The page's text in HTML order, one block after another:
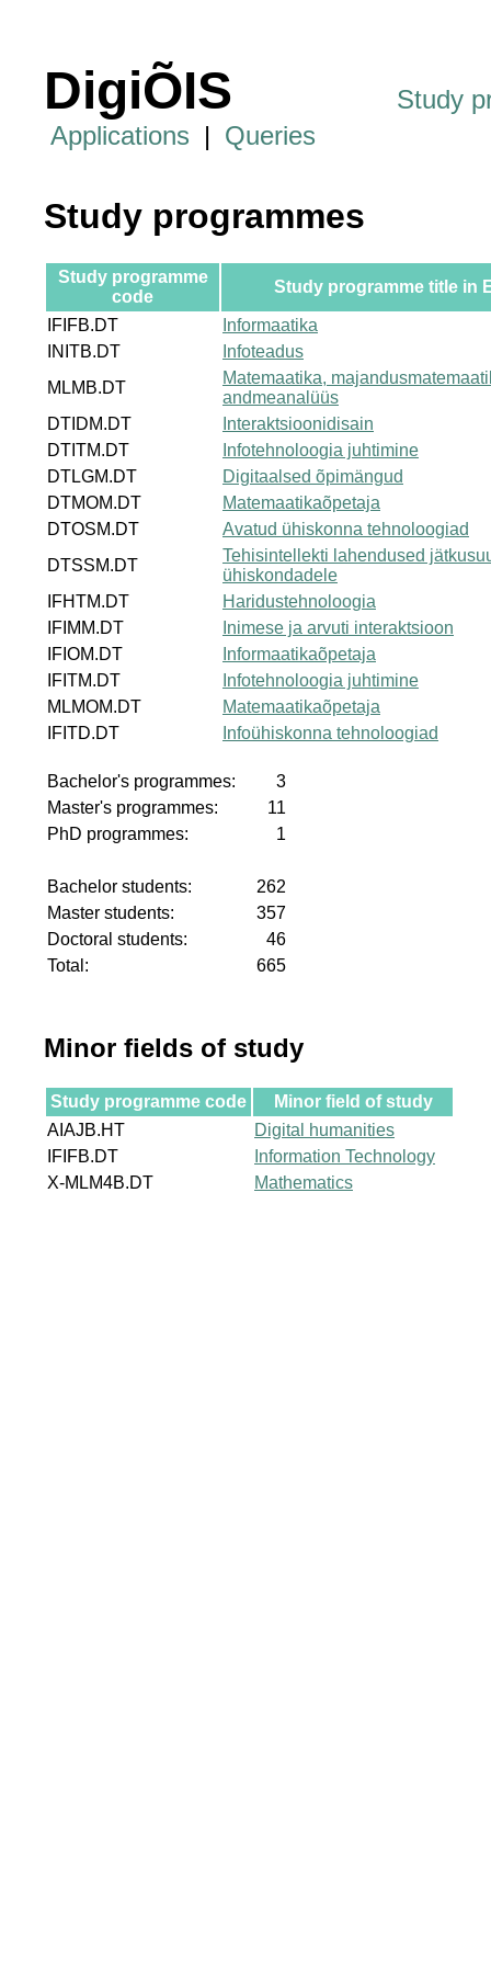
DigiÕIS
Study
Applications | Queries
Study programmes
Study programme
code
Study programme title in
IFIFB.DT
Informaatika
INITB.DT
Infoteadus
MLMB.DT
Matemaatika,
andmeanalüüs
DTIDM.DT
Interaktsioonidisain
DTITM.DT
Infotehnoloogia juhtimine
DTLGM.DT
Digitaalsed õpimängud
DTMOM.DT
Matemaatikaõpetaja
DTOSM.DT
Avatud ühiskonna tehnoloogiad
DTSSM.DT
Tehisintellekti lahendused
ühiskondadele
IFHTM.DT
Haridustehnoloogia
IFIMM.DT
Inimese ja arvuti interaktsioon
IFIOM.DT
Informaatikaõpetaja
IFITM.DT
Infotehnoloogia juhtimine
MLMOM.DT
Matemaatikaõpetaja
IFITD.DT
Infoühiskonna tehnoloogiad
Bachelor's programmes:
3
Master's programmes:
11
PhD programmes:
1
Bachelor students:
262
Master students:
357
Doctoral students:
46
Total:
665
Minor fields of study
Study programme code
Minor field of study
AIAJB.HT
Digital humanities
IFIFB.DT
Information Technology
X-MLM4B.DT
Mathematics